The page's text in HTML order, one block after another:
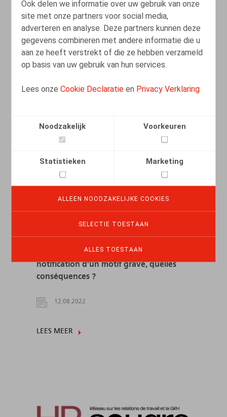
Ook delen we informatie over uw gebruik van onze
site met onze partners voor social media,
adverteren en analyse. Deze partners kunnen deze
gegevens combineren met andere informatie die u
aan ze heeft verstrekt of die ze hebben verzameld
op basis van uw gebruik van hun services.
Lees onzeCookie Declaratie en Privacy Verklaring
Noodzakelijk Voorkeuren
Statistieken Marketing
ALLEEN NOODZAKELIJKE COOKIES
SELECTIE TOESTAAN
ALLES TOESTAAN
Port du voile : la CJUE confirme la
légalité d’une politique de neutralité
09.12.2022
Retour à l’expéditeur du courrier de
notification d’un motif grave, quelles
conséquences ?
12.08.2022
LEES MEER